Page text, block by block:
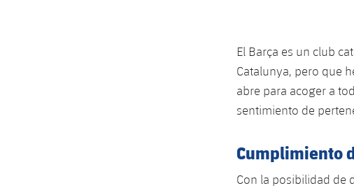
El Barça es un club
Catalunya, pero que
abre para acoger a
sentimiento de
Cumplimiento
Con la posibilidad de